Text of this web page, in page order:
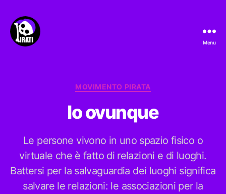
Menu
Categorie
MOVIMENTO PIRATA
Io ovunque
Le persone vivono in uno spazio fisico o
virtuale che è fatto di relazioni e di luoghi.
Battersi per la salvaguardia dei luoghi significa
salvare le relazioni: le associazioni per la